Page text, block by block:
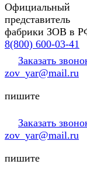
Официальный
представитель
фабрики ЗОВ в
8(800) 600-03-41
Заказать
zov_yar@mail.ru
пишите
Заказать
zov_yar@mail.ru
пишите